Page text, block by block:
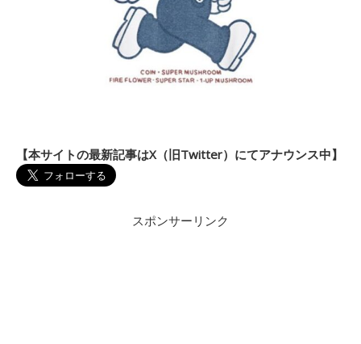
【本サイトの最新記事はX（旧Twitter）にてアナウンス中】
スポンサーリンク